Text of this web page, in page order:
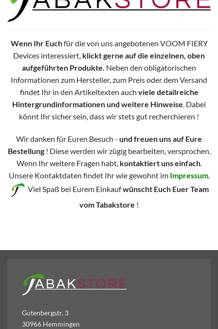
Wenn Ihr Euchfür die von uns angebotenen VOOM FIERY
Devices interessiert, klickt gerne auf die einzelnen, oben
aufgeführten Produkte. Neben den obligatorischen
Informationen zum Hersteller, zum Preis oder dem Versand
findet Ihr in den Artikeltexten auch viele detailreiche
Hintergrundinformationen und weitere Hinweise. Dabei
könnt Ihr sicher sein, dass wir stets gut recherchieren !
Wir danken für Euren Besuch - und freuen uns auf Eure
Bestellung! Diese werden wir zügig bearbeiten, versprochen.
Wenn Ihr weitere Fragen habt, kontaktiert uns einfach.
Unsere Kontaktdaten findet Ihr wie gewohnt im Impressum.
Viel Spaß bei Eurem Einkaufwünscht Euch Euer Team
vom Tabakstore !
Gutenbergstr. 3
30966 Hemmingen